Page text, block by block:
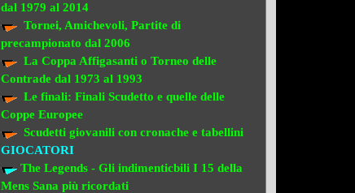
dal 1979 al 2014
Tornei, Amichevoli, Partite di
precampionato dal 2006
La Coppa Affigasanti o Torneo delle
Contradedal 1973 al 1993
Le finali: Finali Scudetto e quelle delle
Coppe Europee
Scudetti giovanili con cronache e tabellini
GIOCATORI
The Legends - Gli indimenticbili I 15 della
Mens Sana più ricordati